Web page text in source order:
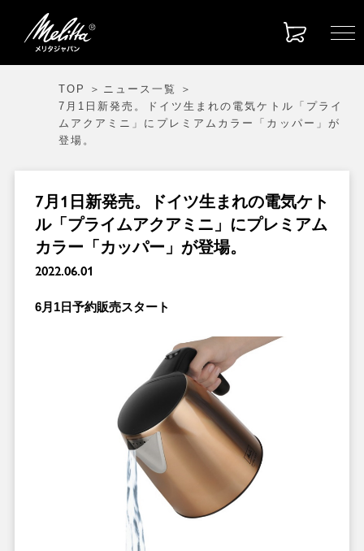
TOP
ニュース一覧
7月1日新発売。ドイツ生まれの電気ケトル「プライ
ムアクアミニ」にプレミアムカラー「カッパー」が
登場。
7月1日新発売。ドイツ生まれの電気ケト
ル「プライムアクアミニ」にプレミアム
カラー「カッパー」が登場。
2022.06.01
6月1日予約販売スタート